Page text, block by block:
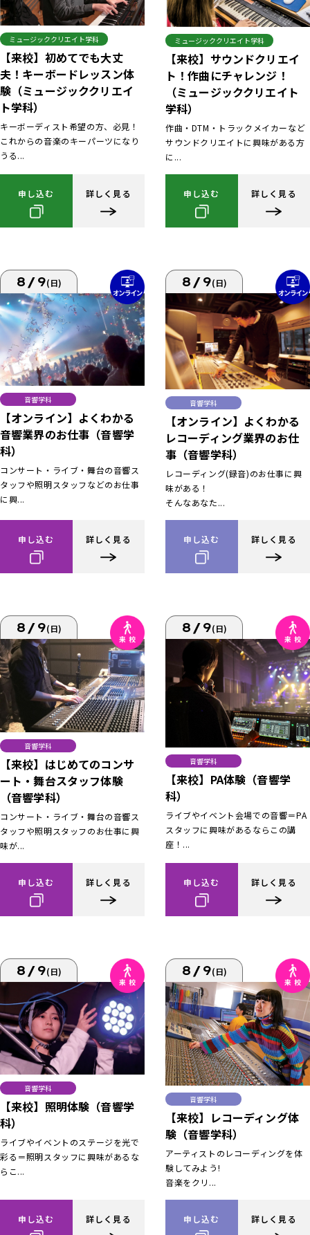
ミュージッククリエイト学科
【来校】初めてでも大丈
夫！キーボードレッスン体
験（ミュージッククリエイ
ト学科）
キーボーディスト希望の方、必見！
これからの音楽のキーパーツになり
うる...
申し込む 詳しく見る
ミュージッククリエイト学科
【来校】サウンドクリエイ
ト！作曲にチャレンジ！
（ミュージッククリエイト
学科）
作曲・DTM・トラックメイカーなど
サウンドクリエイトに興味がある方
に...
申し込む 詳しく見る
8/9(日)
音響学科
【オンライン】よくわかる
音響業界のお仕事（音響学
科）
コンサート・ライブ・舞台の音響ス
タッフや照明スタッフなどのお仕事
に興...
申し込む 詳しく見る
8/9(日)
音響学科
【オンライン】よくわかる
レコーディング業界のお仕
事（音響学科）
レコーディング(録音)のお仕事に興
味がある！
そんなあなた...
申し込む 詳しく見る
8/9(日)
音響学科
【来校】はじめてのコンサ
ート・舞台スタッフ体験
（音響学科）
コンサート・ライブ・舞台の音響ス
タッフや照明スタッフのお仕事に興
味が...
申し込む 詳しく見る
8/9(日)
音響学科
【来校】PA体験（音響学
科）
ライブやイベント会場での音響＝PA
スタッフに興味があるならこの講
座！...
申し込む 詳しく見る
8/9(日)
音響学科
【来校】照明体験（音響学
科）
ライブやイベントのステージを光で
彩る＝照明スタッフに興味があるな
らこ...
申し込む 詳しく見る
8/9(日)
音響学科
【来校】レコーディング体
験（音響学科）
アーティストのレコーディングを体
験してみよう!
音楽をクリ...
申し込む 詳しく見る